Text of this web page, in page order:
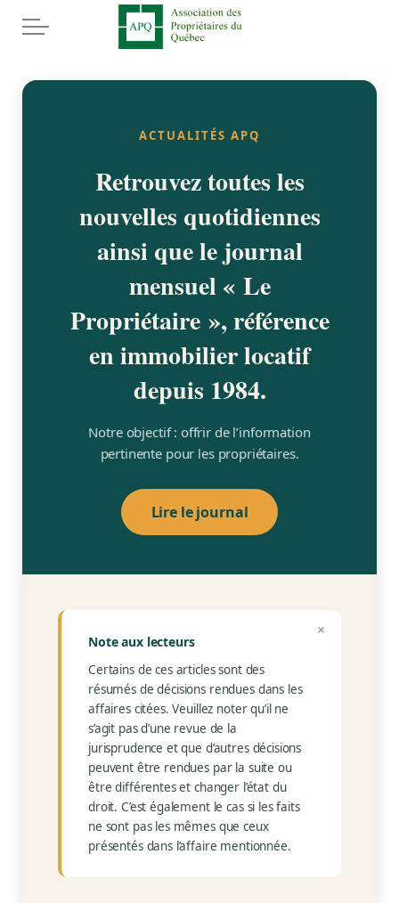
Aller au contenu principal
Accueil
Conseils juridiques
Documents
Évènements
Cannabis
Facebook
Actualités
Juridique
ACTUALITÉS APQ
Retrouvez toutes les
nouvelles quotidiennes
ainsi que le journal
mensuel « Le
Propriétaire », référence
en immobilier locatif
depuis 1984.
Notre objectif : offrir de l’information
pertinente pour les propriétaires.
Lire le journal
×
Note aux lecteurs
Certains de ces articles sont des
résumés de décisions rendues dans les
affaires citées. Veuillez noter qu’il ne
s’agit pas d’une revue de la
jurisprudence et que d’autres décisions
peuvent être rendues par la suite ou
être différentes et changer l’état du
droit. C’est également le cas si les faits
ne sont pas les mêmes que ceux
présentés dans l’affaire mentionnée.